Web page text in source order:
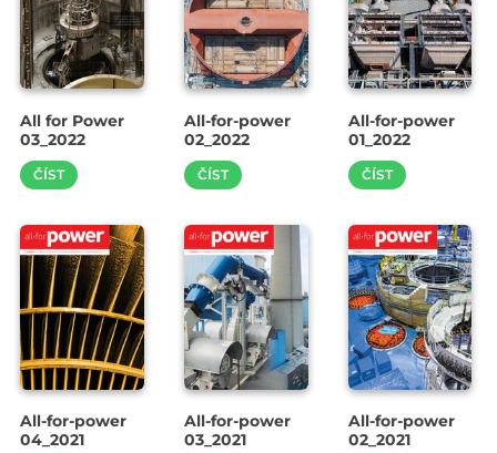
All for Power
03_2022
ČÍST
All-for-power
02_2022
ČÍST
All-for-power
01_2022
ČÍST
All-for-power
04_2021
All-for-power
03_2021
All-for-power
02_2021